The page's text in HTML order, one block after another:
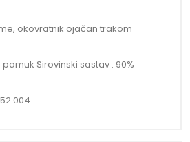
okovratnik ojačan trakom
pamuk Sirovinski sastav : 90%